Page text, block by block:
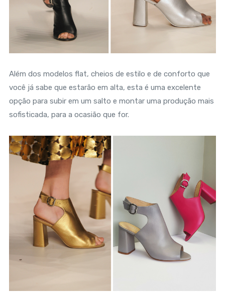
Além dos modelos flat, cheios de estilo e de conforto que
você já sabe que estarão em alta, esta é uma excelente
opção para subir em um salto e montar uma produção mais
sofisticada, para a ocasião que for.